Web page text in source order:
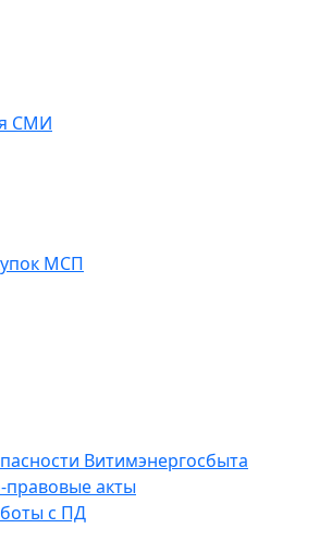
СМИ
МСП
Витимэнергосбыта
акты
с ПД